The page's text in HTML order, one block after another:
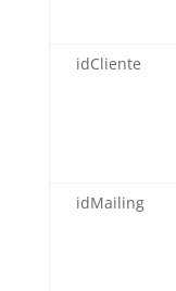
idCliente
idMailing